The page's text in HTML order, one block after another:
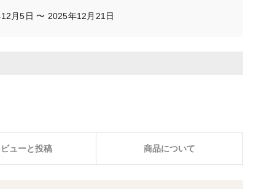
月5日 〜 2025年12月21日
ューと投稿 商品について